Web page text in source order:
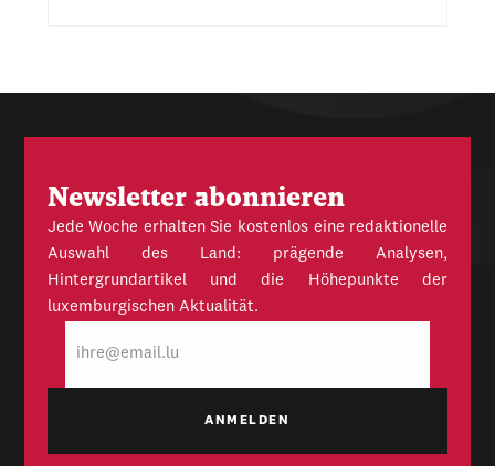
Newsletter abonnieren
Jede Woche erhalten Sie kostenlos eine redaktionelle
Auswahl des Land: prägende Analysen,
Hintergrundartikel und die Höhepunkte der
luxemburgischen Aktualität.
Mail